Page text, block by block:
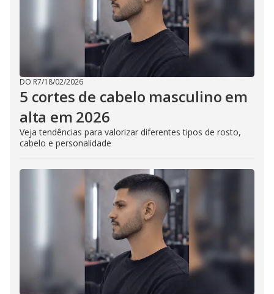
DO R7/18/02/2026
5 cortes de cabelo masculino em
alta em 2026
Veja tendências para valorizar diferentes tipos de rosto,
cabelo e personalidade